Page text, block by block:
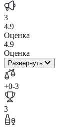
3
4.9
Оценка
4.9
Оценка
Развернуть
+0-3
3